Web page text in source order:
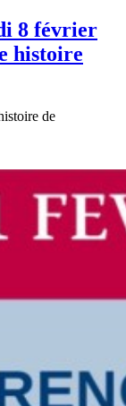
8 février
histoire
de